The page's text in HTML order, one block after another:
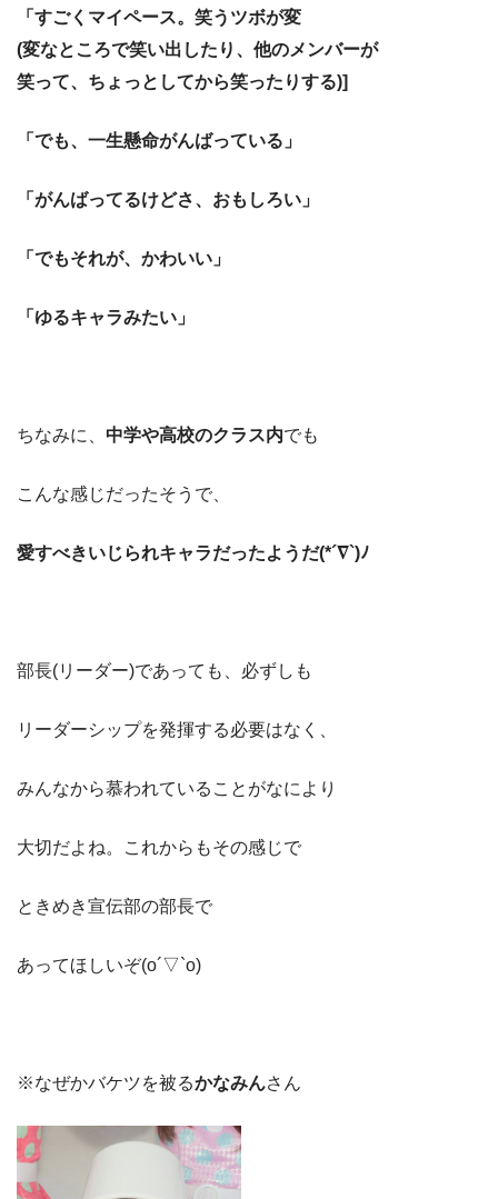
「すごくマイペース。笑うツボが変
(変なところで笑い出したり、他のメンバーが
笑って、ちょっとしてから笑ったりする)]
「でも、一生懸命がんばっている」
「がんばってるけどさ、おもしろい」
「でもそれが、かわいい」
「ゆるキャラみたい」
ちなみに、 中学や高校のクラス内でも
こんな感じだったそうで、
愛すべきいじられキャラだったようだ(*´∇`)ﾉ
部長(リーダー)であっても、必ずしも
リーダーシップを発揮する必要はなく、
みんなから慕われていることがなにより
大切だよね。これからもその感じで
ときめき宣伝部の部長で
あってほしいぞ(o´▽`o)
※なぜかバケツを被るかなみんさん